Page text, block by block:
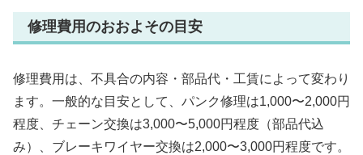
修理費用のおおよその目安
修理費用は、不具合の内容・部品代・工賃によって変わり
ます。一般的な目安として、パンク修理は1,000〜2,000円
程度、チェーン交換は3,000〜5,000円程度（部品代込
み）、ブレーキワイヤー交換は2,000〜3,000円程度です。